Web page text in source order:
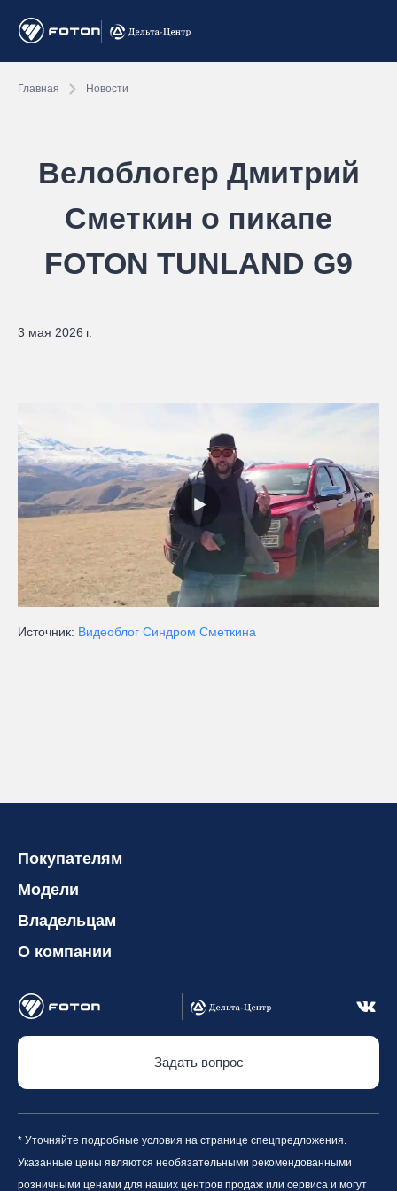
Главная Новости
Велоблогер Дмитрий
Сметкин о пикапе
FOTON TUNLAND G9
3 мая 2026 г.
Источник: Видеоблог Синдром Сметкина
Покупателям
Модели
Владельцам
О компании
Задать вопрос
* Уточняйте подробные условия на странице спецпредложения.
Указанные цены являются необязательными рекомендованными
розничными ценами для наших центров продаж или сервиса и могут